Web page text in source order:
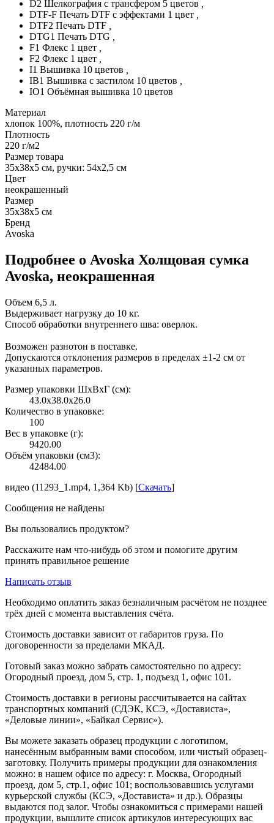
D2 Шелкография с трансфером 5 цветов
DTF-F Печать DTF с эффектами 1 цвет
DTF2 Печать DTF
DTG1 Печать DTG
F1 Флекс 1 цвет
F2 Флекс 1 цвет
I1 Вышивка 10 цветов
IB1 Вышивка с застилом 10 цветов
IO1 Объёмная вышивка 10 цветов
Материал
хлопок 100%, плотность 220 г/м
Плотность
220 г/м2
Размер товара
35х38х5 см, ручки: 54х2,5 см
Цвет
неокрашенный
Размер
35х38х5 см
Бренд
Avoska
Подробнее о Avoska Холщовая сумка
Avoska, неокрашенная
Объем 6,5 л.
Выдерживает нагрузку до 10 кг.
Способ обработки внутреннего шва: оверлок.
Возможен разнотон в поставке.
Допускаются отклонения размеров в пределах ±1-2 см от
указанных параметров.
Размер упаковки ШxВxГ (см):
43.0x38.0x26.0
Количество в упаковке:
100
Вес в упаковке (г):
9420.00
Объём упаковки (см3):
42484.00
видео (11293_1.mp4, 1,364 Kb) [Скачать]
Сообщения не найдены
Вы пользовались продуктом?
Расскажите нам что-нибудь об этом и помогите другим
принять правильное решение
Написать отзыв
Необходимо оплатить заказ безналичным расчётом не позднее
трёх дней с момента выставления счёта.
Стоимость доставки зависит от габаритов груза. По
договоренности за пределами МКАД.
Готовый заказ можно забрать самостоятельно по адресу:
Огородный проезд, дом 5, стр. 1, подъезд 1, офис 101.
Стоимость доставки в регионы рассчитывается на сайтах
транспортных компаний (СДЭК, КСЭ, «Достависта»,
«Деловые линии», «Байкал Сервис»).
Вы можете заказать образец продукции с логотипом,
нанесённым выбранным вами способом, или чистый образец-
заготовку. Получить примеры продукции для ознакомления
можно: в нашем офисе по адресу: г. Москва, Огородный
проезд, дом 5, стр.1, офис 101; воспользовавшись услугами
курьерской службы (КСЭ, «Достависта» и др.). Образцы
выдаются под залог. Чтобы ознакомиться с примерами нашей
продукции, вышлите список артикулов интересующих вас